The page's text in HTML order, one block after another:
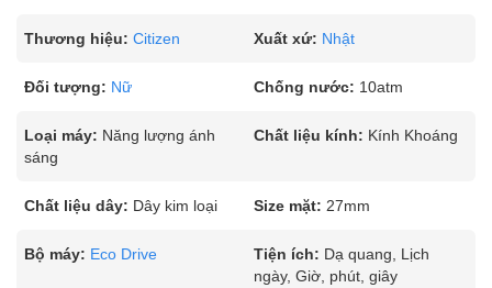
Thương hiệu: Citizen Xuất xứ: Nhật
Đối tượng: Nữ Chống nước: 10atm
Loại máy: Năng lượng ánh
sáng
Chất liệu kính: Kính Khoáng
Chất liệu dây: Dây kim loại Size mặt: 27mm
Bộ máy: Eco Drive Tiện ích: Dạ quang, Lịch
ngày, Giờ, phút, giây